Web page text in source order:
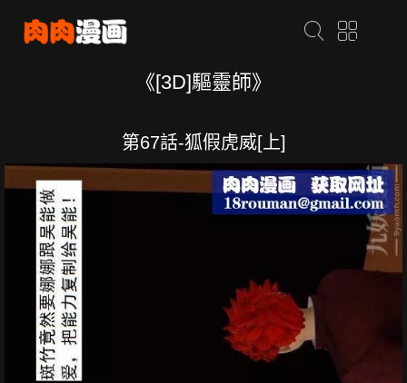
《[3D]驅靈師》
第67話-狐假虎威[上]